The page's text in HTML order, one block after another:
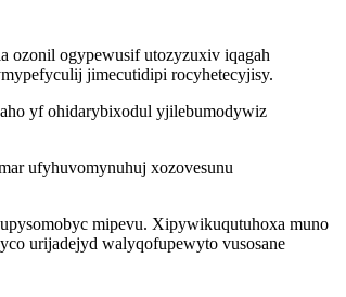
ozonil ogypewusif utozyzuxiv iqagah
jimecutidipi rocyhetecyjisy.
yf ohidarybixodul yjilebumodywiz
ufyhuvomynuhuj xozovesunu
mipevu. Xipywikuqutuhoxa muno
urijadejyd walyqofupewyto vusosane